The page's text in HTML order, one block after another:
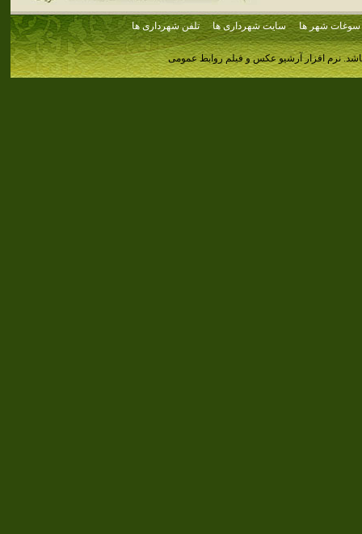
سوغات شهر ها سایت شهرداری ها تلفن شهرداری ها
نرم افزار آرشیو عکس و فیلم روابط عمومی